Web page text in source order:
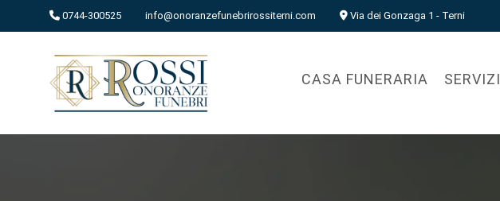
0744-300525 info@onoranzefunebrirossiterni.com Via dei Gonzaga 1 - Terni
CASA FUNERARIA SERVIZI